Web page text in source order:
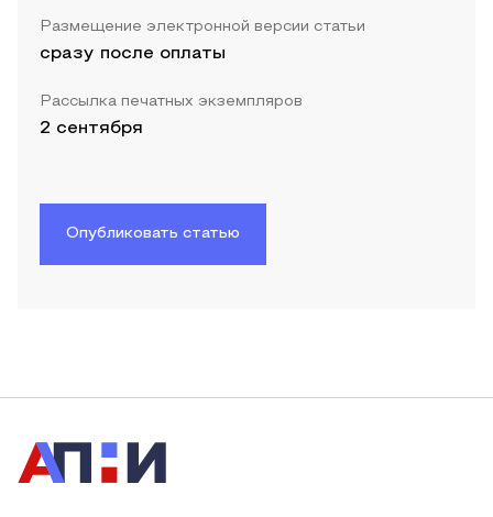
Размещение электронной версии статьи
сразу после оплаты
Рассылка печатных экземпляров
2 сентября
Опубликовать статью